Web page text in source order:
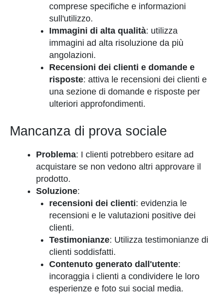
comprese specifiche e informazioni
sull'utilizzo.
Immagini di alta qualità: utilizza
immagini ad alta risoluzione da più
angolazioni.
Recensioni dei clienti e domande e
risposte: attiva le recensioni dei clienti e
una sezione di domande e risposte per
ulteriori approfondimenti.
Mancanza di prova sociale
Problema: I clienti potrebbero esitare ad
acquistare se non vedono altri approvare il
prodotto.
Soluzione:
recensioni dei clienti: evidenzia le
recensioni e le valutazioni positive dei
clienti.
Testimonianze: Utilizza testimonianze di
clienti soddisfatti.
Contenuto generato dall'utente:
incoraggia i clienti a condividere le loro
esperienze e foto sui social media.